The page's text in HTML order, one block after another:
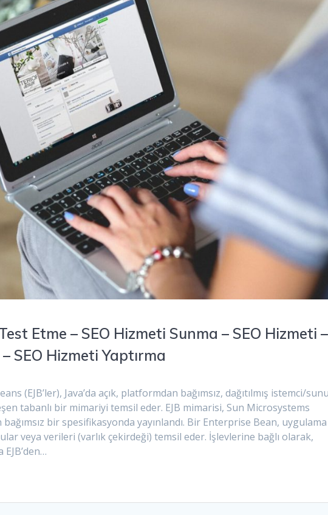
Etme – SEO Hizmeti Sunma – SEO Hizmeti –
SEO Hizmeti Yaptırma
(EJB’ler), Java’da açık, platformdan bağımsız, dağıtılmış istemci/
tabanlı bir mimariyi temsil eder. EJB mimarisi, Sun Microsystems
bir spesifikasyonda yayınlandı. Bir Enterprise Bean, uygulama
veya verileri (varlık çekirdeği) temsil eder. İşlevlerine bağlı olarak,
EJB’den…